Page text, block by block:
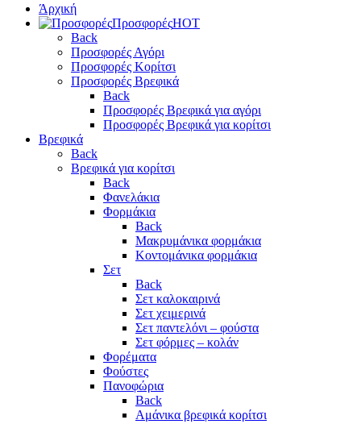
Άρχική
ΠροσφορέςHOT
Back
Προσφορές Αγόρι
Προσφορές Κορίτσι
Προσφορές Βρεφικά
Back
Προσφορές Βρεφικά για αγόρι
Προσφορές Βρεφικά για κορίτσι
Βρεφικά
Back
Βρεφικά για κορίτσι
Back
Φανελάκια
Φορμάκια
Back
Μακρυμάνικα φορμάκια
Κοντομάνικα φορμάκια
Σετ
Back
Σετ καλοκαιρινά
Σετ χειμερινά
Σετ παντελόνι – φούστα
Σετ φόρμες – κολάν
Φορέματα
Φούστες
Πανοφώρια
Back
Αμάνικα βρεφικά κορίτσι